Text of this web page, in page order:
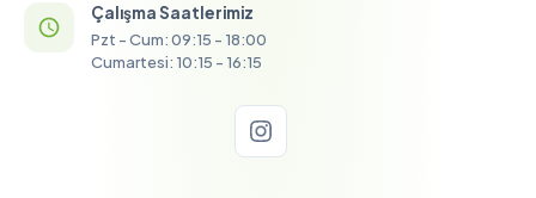
Çalışma Saatlerimiz
Pzt - Cum: 09:15 - 18:00
Cumartesi: 10:15 - 16:15